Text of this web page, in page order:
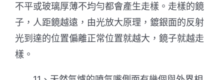
不平或玻璃厚薄不均勻都會產生走樣。走樣的鏡
子，人距鏡越遠，由光放大原理，鍍銀面的反射
光到達的位置偏離正常位置就越大，鏡子就越走
樣。